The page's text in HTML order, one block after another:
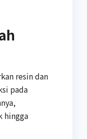
resin dan
pada
hingga